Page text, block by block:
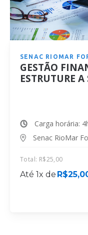
SENAC RIOMAR
GESTÃO
ESTRUTURE
Carga horária:
Senac RioMar
Total: R$25,00
Até 1x de R$